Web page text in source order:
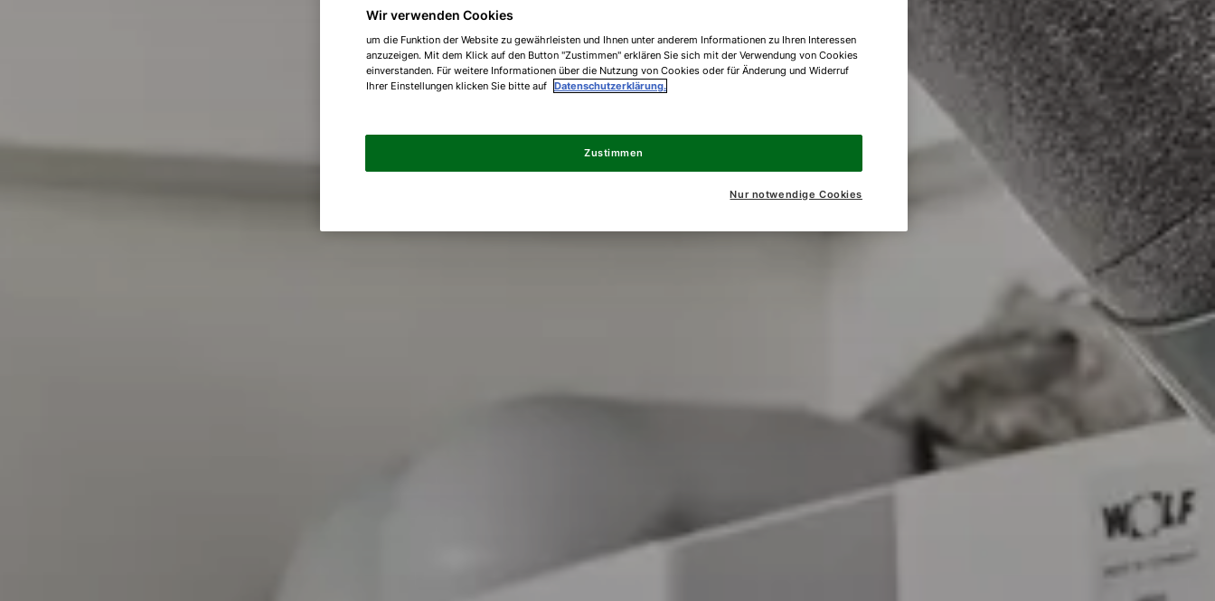
Wir verwenden Cookies
um die Funktion der Website zu gewährleisten und Ihnen unter anderem Informationen zu Ihren Interessen
anzuzeigen. Mit dem Klick auf den Button "Zustimmen" erklären Sie sich mit der Verwendung von Cookies
einverstanden. Für weitere Informationen über die Nutzung von Cookies oder für Änderung und Widerruf
Ihrer Einstellungen klicken Sie bitte auf Datenschutzerklärung.
Nur notwendige Cookies
Zustimmen